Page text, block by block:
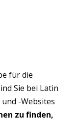
für die
Sie bei Latin
-Websites
zu finden,